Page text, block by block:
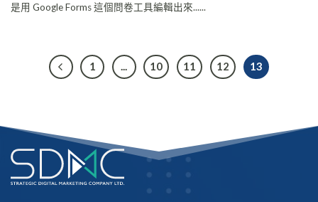
是用 Google Forms 這個問卷工具編輯出來......
1 ... 10 11 12 13